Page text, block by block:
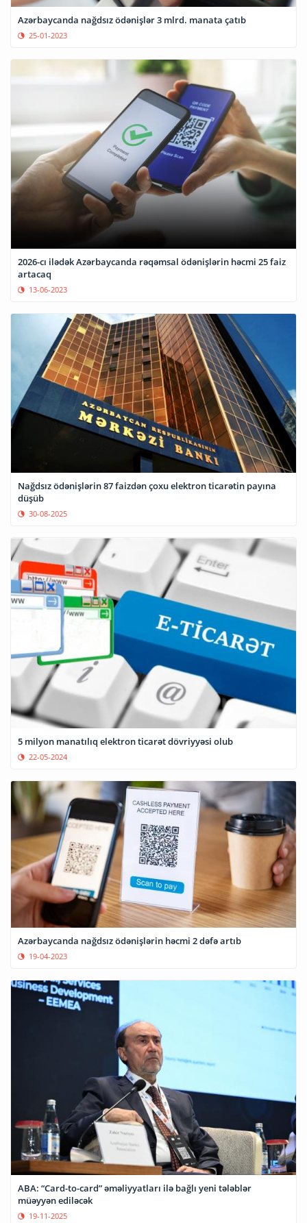
Azərbaycanda nağdsız ödənişlər 3 mlrd. manata çatıb
25-01-2023
2026-cı ilədək Azərbaycanda rəqəmsal ödənişlərin həcmi 25 faiz
artacaq
13-06-2023
Nağdsız ödənişlərin 87 faizdən çoxu elektron ticarətin payına
düşüb
30-08-2025
5 milyon manatılıq elektron ticarət dövriyyəsi olub
22-05-2024
Azərbaycanda nağdsız ödənişlərin həcmi 2 dəfə artıb
19-04-2023
ABA: “Card-to-card” əməliyyatları ilə bağlı yeni tələblər
müəyyən ediləcək
19-11-2025